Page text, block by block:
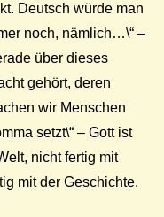
Deutsch würde man
noch, nämlich…\“ –
über dieses
gehört, deren
wir Menschen
setzt\“ – Gott ist
nicht fertig mit
mit der Geschichte.